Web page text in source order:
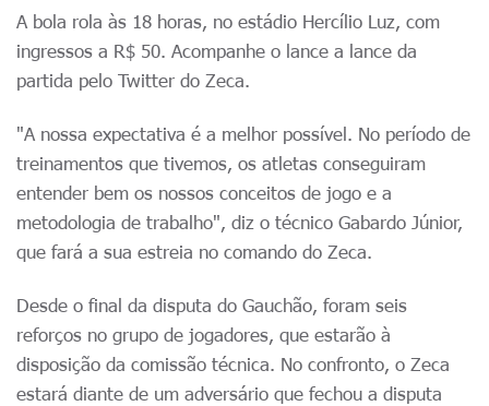
A bola rola às 18 horas, no estádio Hercílio Luz, com
ingressos a R$ 50. Acompanhe o lance a lance da
partida pelo Twitter do Zeca.
"A nossa expectativa é a melhor possível. No período de
treinamentos que tivemos, os atletas conseguiram
entender bem os nossos conceitos de jogo e a
metodologia de trabalho", diz o técnico Gabardo Júnior,
que fará a sua estreia no comando do Zeca.
Desde o final da disputa do Gauchão, foram seis
reforços no grupo de jogadores, que estarão à
disposição da comissão técnica. No confronto, o Zeca
estará diante de um adversário que fechou a disputa